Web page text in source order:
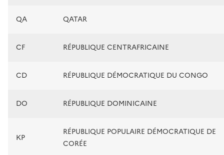
QA QATAR
CF RÉPUBLIQUE CENTRAFRICAINE
CD RÉPUBLIQUE DÉMOCRATIQUE DU CONGO
DO RÉPUBLIQUE DOMINICAINE
KP
RÉPUBLIQUE POPULAIRE DÉMOCRATIQUE DE
CORÉE